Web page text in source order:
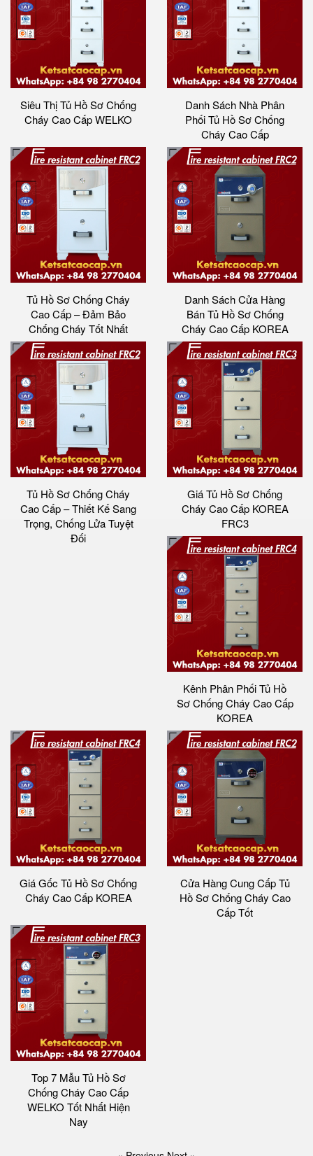
Siêu Thị Tủ Hồ Sơ Chống
Cháy Cao Cấp WELKO
Danh Sách Nhà Phân
Phối Tủ Hồ Sơ Chống
Cháy Cao Cấp
Tủ Hồ Sơ Chống Cháy
Cao Cấp – Đảm Bảo
Chống Cháy Tốt Nhất
Danh Sách Cửa Hàng
Bán Tủ Hồ Sơ Chống
Cháy Cao Cấp KOREA
Tủ Hồ Sơ Chống Cháy
Cao Cấp – Thiết Kế Sang
Trọng, Chống Lửa Tuyệt
Đối
Giá Tủ Hồ Sơ Chống
Cháy Cao Cấp KOREA
FRC3
Kênh Phân Phối Tủ Hồ
Sơ Chống Cháy Cao Cấp
KOREA
Giá Gốc Tủ Hồ Sơ Chống
Cháy Cao Cấp KOREA
Cửa Hàng Cung Cấp Tủ
Hồ Sơ Chống Cháy Cao
Cấp Tốt
Top 7 Mẫu Tủ Hồ Sơ
Chống Cháy Cao Cấp
WELKO Tốt Nhất Hiện
Nay